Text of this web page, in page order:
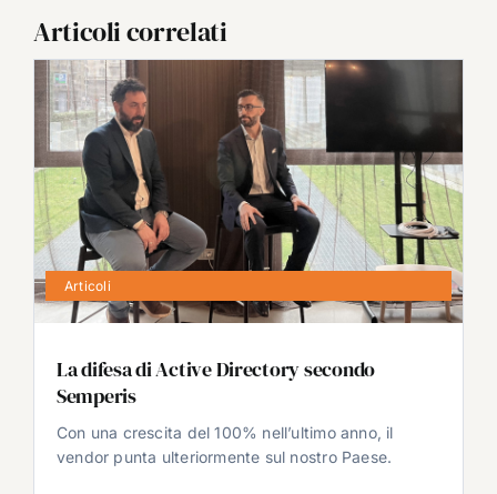
Articoli correlati
Articoli
La difesa di Active Directory secondo
Semperis
Con una crescita del 100% nell’ultimo anno, il
vendor punta ulteriormente sul nostro Paese.